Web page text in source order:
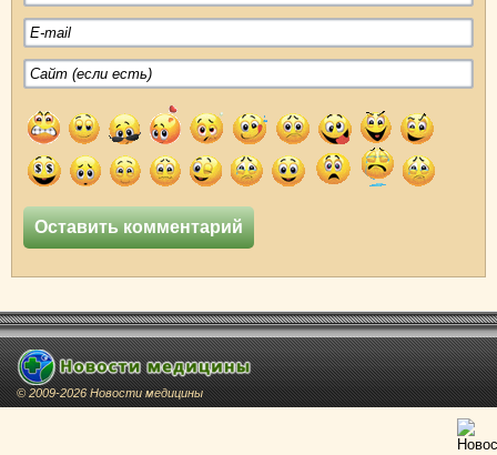
© 2009-2026 Новости медицины